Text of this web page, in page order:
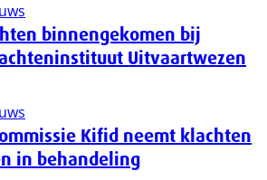
binnengekomen bij
Uitvaartwezen
Kifid neemt klachten
in behandeling